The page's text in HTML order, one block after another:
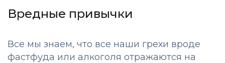
Вредные привычки
Все мы знаем, что все наши грехи вроде
фастфуда или алкоголя отражаются на